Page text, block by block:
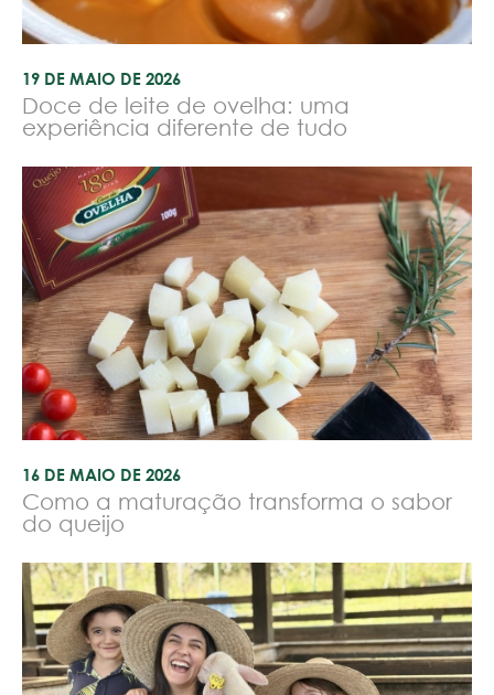
19 DE MAIO DE 2026
Doce de leite de ovelha: uma
experiência diferente de tudo
16 DE MAIO DE 2026
Como a maturação transforma o sabor
do queijo